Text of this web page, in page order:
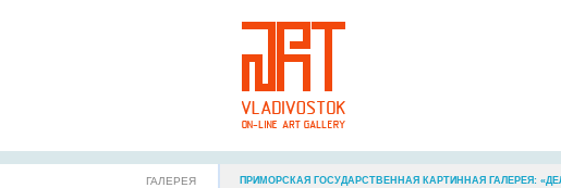
ГАЛЕРЕЯ ПРИМОРСКАЯ ГОСУДАРСТВЕННАЯ КАРТИННАЯ ГАЛЕРЕЯ: